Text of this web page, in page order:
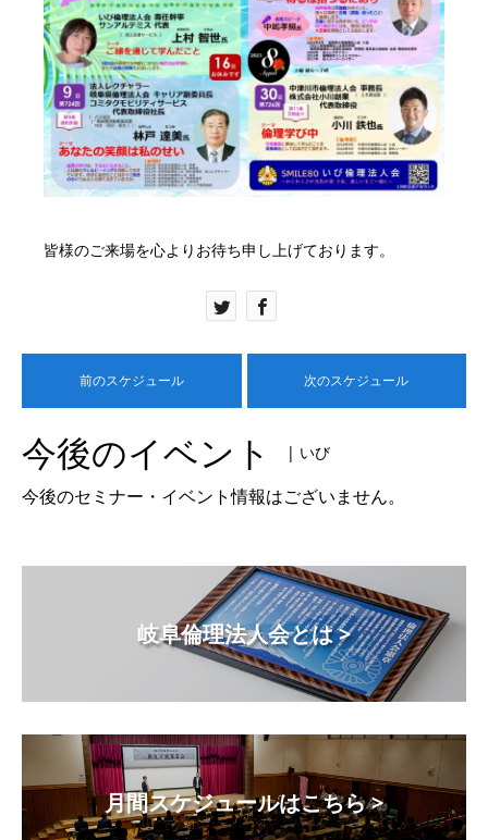
皆様のご来場を心よりお待ち申し上げております。
前のスケジュール 次のスケジュール
今後のイベント | いび
今後のセミナー・イベント情報はございません。
岐阜倫理法人会とは >
月間スケジュールはこちら >